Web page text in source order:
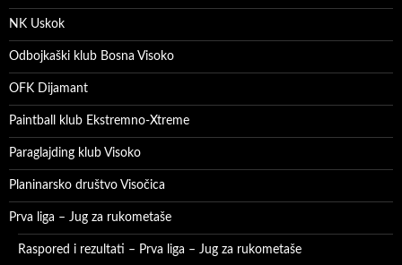
NK Uskok
Odbojkaški klub Bosna Visoko
OFK Dijamant
Paintball klub Ekstremno-Xtreme
Paraglajding klub Visoko
Planinarsko društvo Visočica
Prva liga – Jug za rukometaše
Raspored i rezultati – Prva liga – Jug za rukometaše